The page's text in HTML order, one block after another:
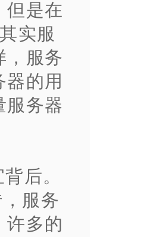
但是在
实服
，服务
的用
服务器
后。
服务
许多的